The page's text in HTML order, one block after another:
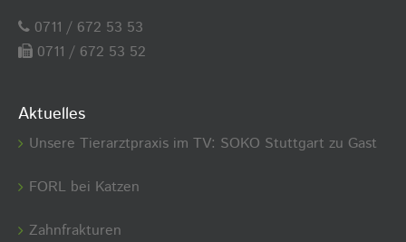
0711 / 672 53 53
0711 / 672 53 52
Aktuelles
Unsere Tierarztpraxis im TV: SOKO Stuttgart zu Gast
FORL bei Katzen
Zahnfrakturen